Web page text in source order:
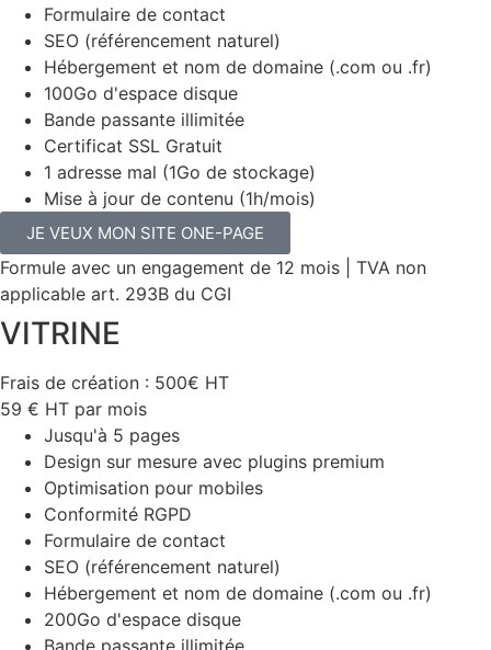
Formulaire de contact
SEO (référencement naturel)
Hébergement et nom de domaine (.com ou .fr)
100Go d'espace disque
Bande passante illimitée
Certificat SSL Gratuit
1 adresse mal (1Go de stockage)
Mise à jour de contenu (1h/mois)
JE VEUX MON SITE ONE-PAGE
Formule avec un engagement de 12 mois | TVA non
applicable art. 293B du CGI
VITRINE
Frais de création : 500€ HT
59 € HT par mois
Jusqu'à 5 pages
Design sur mesure avec plugins premium
Optimisation pour mobiles
Conformité RGPD
Formulaire de contact
SEO (référencement naturel)
Hébergement et nom de domaine (.com ou .fr)
200Go d'espace disque
Bande passante illimitée